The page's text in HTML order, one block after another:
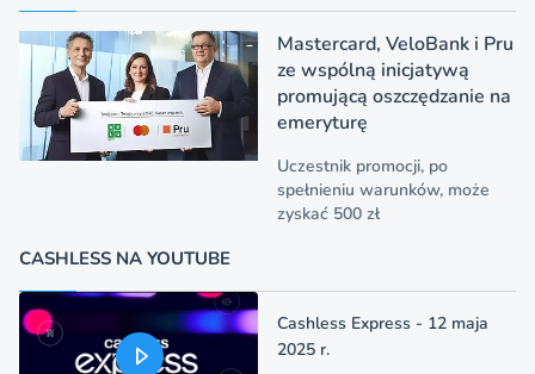
Mastercard, VeloBank i Pru
ze wspólną inicjatywą
promującą oszczędzanie na
emeryturę
Uczestnik promocji, po
spełnieniu warunków, może
zyskać 500 zł
CASHLESS NA YOUTUBE
Cashless Express - 12 maja
2025 r.